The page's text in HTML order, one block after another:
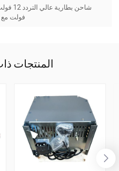
فولت مع
المنتجات